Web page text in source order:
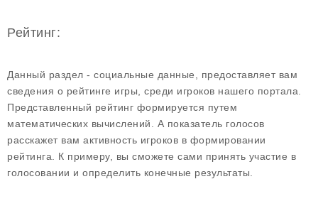
Рейтинг:
Данный раздел - социальные данные, предоставляет вам
сведения о рейтинге игры, среди игроков нашего портала.
Представленный рейтинг формируется путем
математических вычислений. А показатель голосов
расскажет вам активность игроков в формировании
рейтинга. К примеру, вы сможете сами принять участие в
голосовании и определить конечные результаты.